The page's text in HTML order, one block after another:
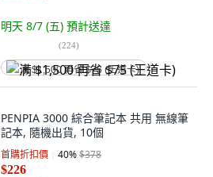
明天 8/7 (五) 預計送達
(224)
满 $1,500 再省 $75 (王道卡)
PENPIA 3000 綜合筆記本 共用 無線筆
記本, 隨機出貨, 10個
首購折扣價 40%$378
$226